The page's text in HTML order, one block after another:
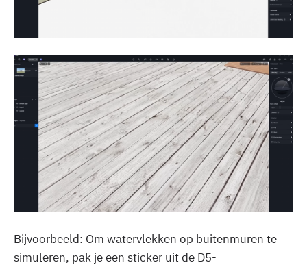
Bijvoorbeeld: Om watervlekken op buitenmuren te
simuleren, pak je een sticker uit de D5-